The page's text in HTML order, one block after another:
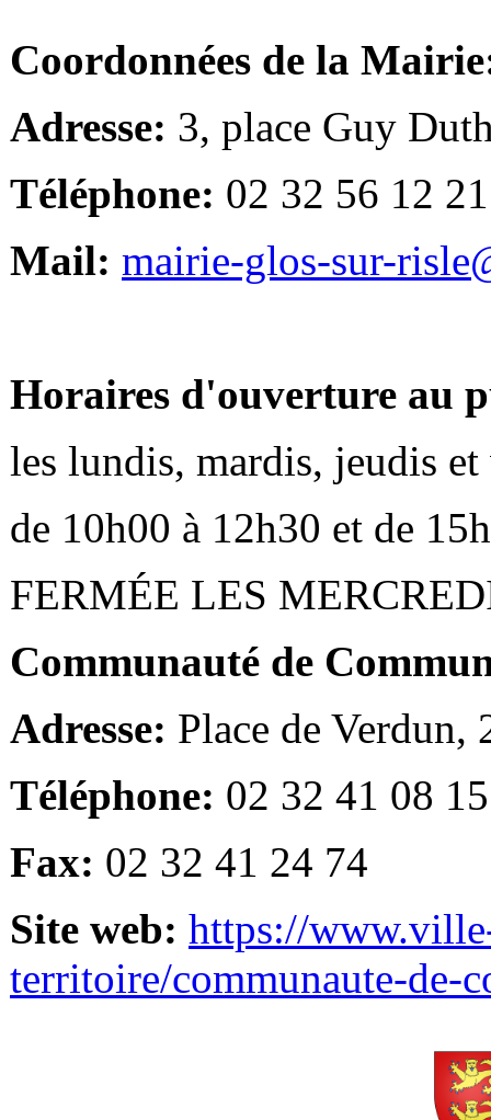
Coordonnées de la
Adresse: 3, place Guy
Téléphone: 02 32 56 12 21
Mail: mairie-glos-sur-
Horaires d'ouverture au
les lundis, mardis, jeudis et
de 10h00 à 12h30 et de
FERMÉE LES
Communauté de
Adresse: Place de Verdun,
Téléphone: 02 32 41 08 15
Fax: 02 32 41 24 74
Site web: https://
territoire/communaute-de-